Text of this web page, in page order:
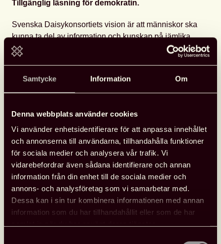
Samtycke Information Om
Denna webbplats använder cookies
Vi använder enhetsidentifierare för att anpassa innehållet
och annonserna till användarna, tillhandahålla funktioner
för sociala medier och analysera vår trafik. Vi
vidarebefordrar även sådana identifierare och annan
information från din enhet till de sociala medier och
annons- och analysföretag som vi samarbetar med.
Dessa kan i sin tur kombinera informationen med annan
information som du har tillhandahållit eller som de har
Tillgänglig läsning för demokratin.
Svenska Daisykonsortiets vision är att människor ska
kunna ta del av information och kunskap på jämlika
villkor oavsett funktionsnedsättning. Vad innebär detta
svårigheter att läsa inte ska påverka möjligheterna att
delta i samhället?
Vad har läsningen för roll i demokratin? Kan vi stärka
demokratin om vi kan få fler att läsa? Och hur
tillgängliggör vi läsning för fler?
Under konferensen får vi höra presentationer från
projekt som syftar till att ge alla tillgång till information,
kunskap och läsning. Vi får också lyssna till flera
personer som aktivt arbetar med tillgänglig läsning ur
ett demokratiperspektiv.